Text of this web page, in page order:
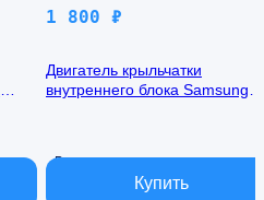
1 800 ₽
Двигатель крыльчатки
внутреннего блока Samsung
В наличии